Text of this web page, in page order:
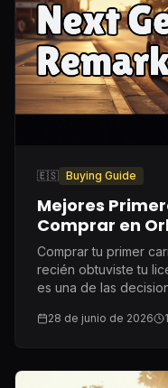
🇪🇸 Buying Guide
Mejores
Comprar en
Comprar tu primer
recién obtuviste tu
es una de las
recomiendo.
28 de junio de 2026